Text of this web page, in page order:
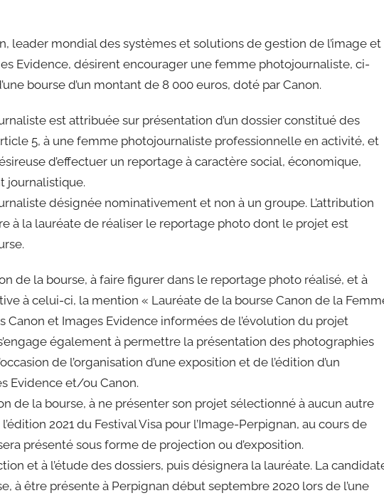
leader mondial des systèmes et solutions de gestion de l’image et
Evidence, désirent encourager une femme photojournaliste, ci-
bourse d’un montant de 8 000 euros, doté par Canon.
est attribuée sur présentation d’un dossier constitué des
5, à une femme photojournaliste professionnelle en activité, et
d’effectuer un reportage à caractère social, économique,
journalistique.
désignée nominativement et non à un groupe. L’attribution
à la lauréate de réaliser le reportage photo dont le projet est
de la bourse, à faire figurer dans le reportage photo réalisé, et à
à celui-ci, la mention « Lauréate de la bourse Canon de la
Canon et Images Evidence informées de l’évolution du projet
également à permettre la présentation des photographies
de l’organisation d’une exposition et de l’édition d’un
Evidence et/ou Canon.
de la bourse, à ne présenter son projet sélectionné à aucun autre
2021 du Festival Visa pour l’Image-Perpignan, au cours de
présenté sous forme de projection ou d’exposition.
et à l’étude des dossiers, puis désignera la lauréate. La
à être présente à Perpignan début septembre 2020 lors de l’une